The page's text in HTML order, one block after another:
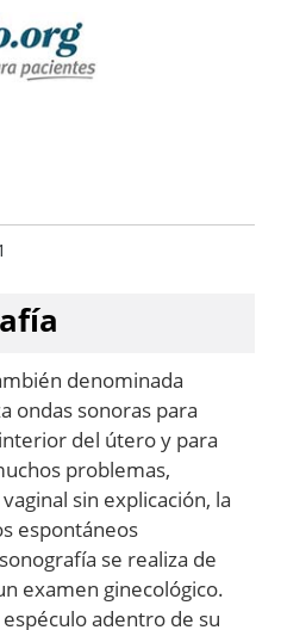
denominada
ondas sonoras para
del útero y para
problemas,
sin explicación, la
espontáneos
se realiza de
examen ginecológico.
adentro de su